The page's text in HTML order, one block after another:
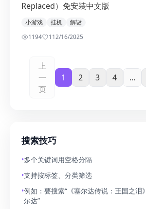
Replaced）免安装中文版
小游戏 挂机
解谜
1194
112/16/2025
上
一
页
1 2 3 4 ...
搜索技巧
•多个关键词用空格分隔
•支持按标签、分类筛选
•例如：要搜索“《塞尔达传说：王国之泪
尔达”